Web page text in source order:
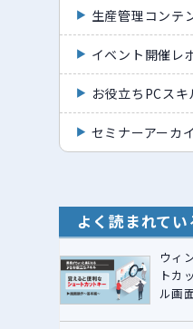
生産管理コンテ
イベント開催レ
お役立ちPCスキ
セミナーアーカ
よく読まれて
ウィ
トカ
ル画